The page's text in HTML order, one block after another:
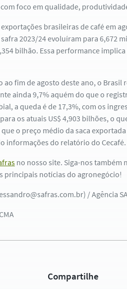
foco em qualidade,
brasileiras de café em
2023/24 evoluíram para 6,672
bilhão. Essa performance
ao fim de agosto deste ano, o Brasil
ainda 9,7% aquém do que o
a queda é de 17,3%, com os
os atuais US$ 4,903 bilhões, o
o preço médio da saca
informações do relatório do Cecafé.
no nosso site. Siga-nos também
principais notícias do agronegócio!
/ Agência
Compartilhe